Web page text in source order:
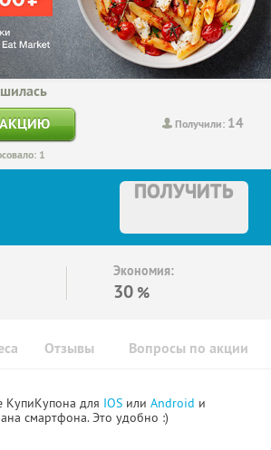
Получили: 14
АКЦИЮ
1
ПОЛУЧИТЬ
Экономия:
30 %
Отзывы Вопросы по акции
КупиКупона для IOS или Android и
смартфона. Это удобно :)